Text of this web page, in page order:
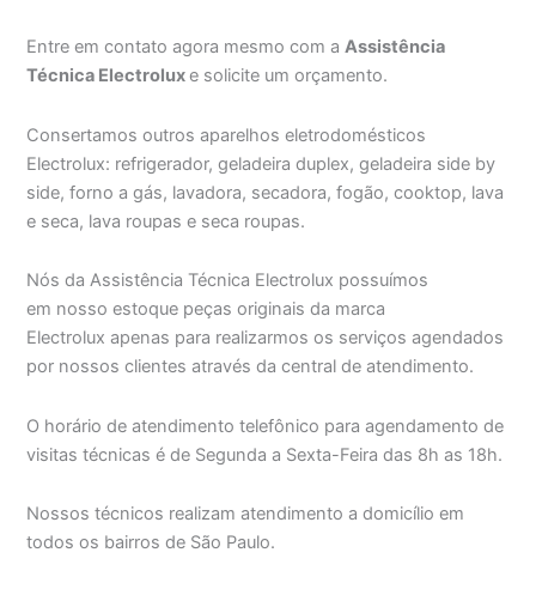
Entre em contato agora mesmo com aAssistência
Técnica Electroluxe solicite um orçamento.
Consertamos outros aparelhos eletrodomésticos
Electrolux: refrigerador, geladeira duplex, geladeira side by
side, forno a gás, lavadora, secadora, fogão, cooktop, lava
e seca, lava roupas e seca roupas.
Nós da Assistência Técnica Electrolux possuímos
em nosso estoque peças originais da marca
Electrolux apenas para realizarmos os serviços agendados
por nossos clientes através da central de atendimento.
O horário de atendimento telefônico para agendamento de
visitas técnicas é de Segunda a Sexta-Feira das 8h as 18h.
Nossos técnicos realizam atendimento a domicílio em
todos os bairros de São Paulo.